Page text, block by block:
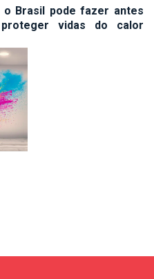
Brasil pode fazer antes
vidas do calor